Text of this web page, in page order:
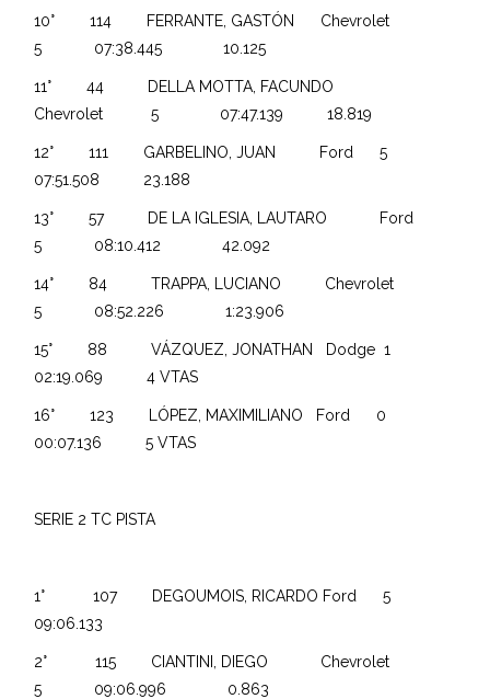
10° 114 FERRANTE, GASTÓN Chevrolet
5 07:38.445 10.125
11° 44 DELLA MOTTA, FACUNDO
Chevrolet 5 07:47.139 18.819
12° 111 GARBELINO, JUAN Ford 5
07:51.508 23.188
13° 57 DE LA IGLESIA, LAUTARO Ford
5 08:10.412 42.092
14° 84 TRAPPA, LUCIANO Chevrolet
5 08:52.226 1:23.906
15° 88 VÁZQUEZ, JONATHAN Dodge 1
02:19.069 4 VTAS
16° 123 LÓPEZ, MAXIMILIANO Ford 0
00:07.136 5 VTAS
SERIE 2 TC PISTA
1° 107 DEGOUMOIS, RICARDO Ford 5
09:06.133
2° 115 CIANTINI, DIEGO Chevrolet
5 09:06.996 0.863